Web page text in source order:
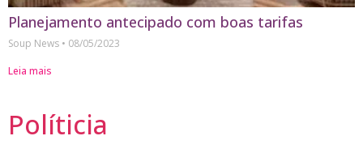
Planejamento antecipado com boas tarifas
Soup News
08/05/2023
Leia mais
Políticia